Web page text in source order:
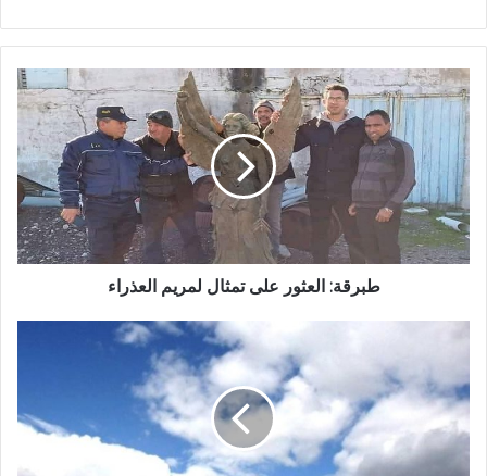
طبرقة: العثور على تمثال لمريم العذراء